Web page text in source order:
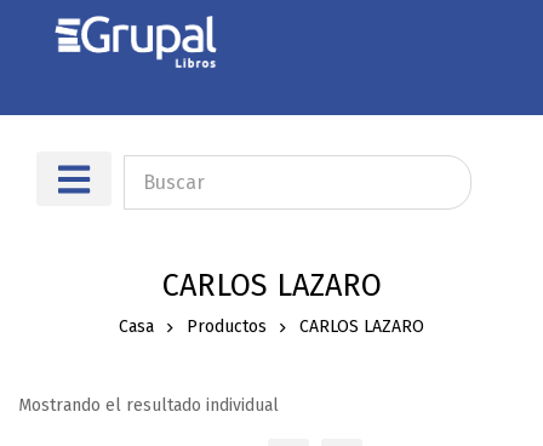
CARLOS LAZARO
Casa Productos CARLOS LAZARO
Mostrando el resultado individual